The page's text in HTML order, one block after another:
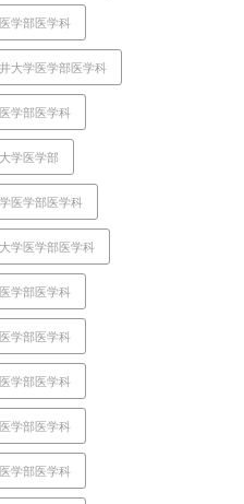
学部医学科
大学医学部医学科
学部医学科
学医学部
医学部医学科
学医学部医学科
学部医学科
学部医学科
学部医学科
学部医学科
学部医学科